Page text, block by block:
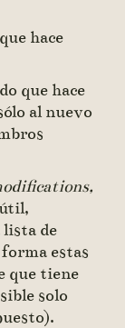
hace
que hace
al nuevo
lista de
estas
que tiene
solo